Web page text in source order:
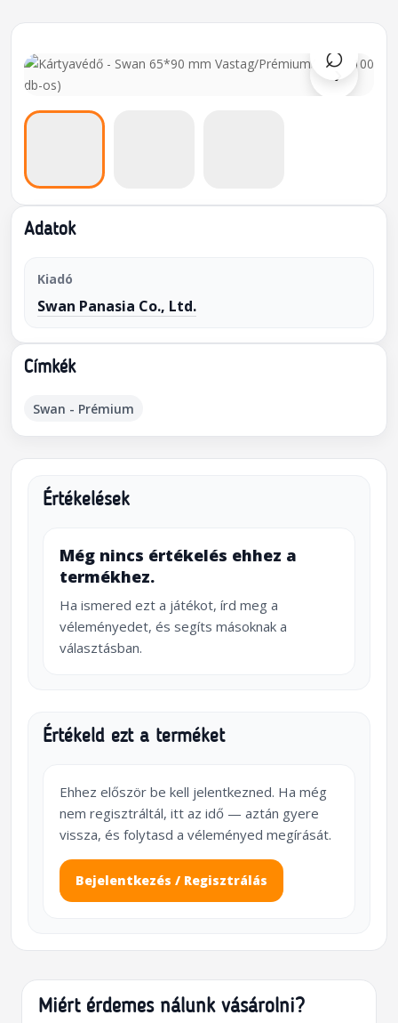
›
⌕
Adatok
Kiadó
Swan Panasia Co., Ltd.
Címkék
Swan - Prémium
Értékelések
Még nincs értékelés ehhez a
termékhez.
Ha ismered ezt a játékot, írd meg a
véleményedet, és segíts másoknak a
választásban.
Értékeld ezt a terméket
Ehhez először be kell jelentkezned. Ha még
nem regisztráltál, itt az idő — aztán gyere
vissza, és folytasd a véleményed megírását.
Bejelentkezés / Regisztrálás
Miért érdemes nálunk vásárolni?